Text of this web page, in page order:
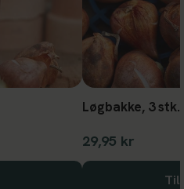
Løgbakke, 3 stk.
29,95 kr